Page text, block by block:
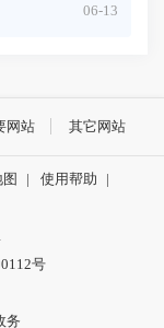
06-13
网站 其它网站
| 使用帮助
|
号
务